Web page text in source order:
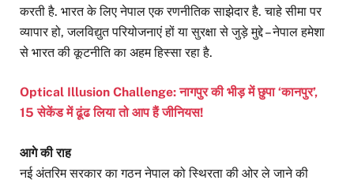
करती है. भारत के लिए नेपाल एक रणनीतिक साझेदार है. चाहे सीमा पर
व्यापार हो, जलविद्युत परियोजनाएं हों या सुरक्षा से जुड़े मुद्दे – नेपाल हमेशा
से भारत की कूटनीति का अहम हिस्सा रहा है.
Optical Illusion Challenge: नागपुर की भीड़ में छुपा ‘कानपुर’,
15 सेकेंड में ढूंढ लिया तो आप हैं जीनियस!
आगे की राह
नई अंतरिम सरकार का गठन नेपाल को स्थिरता की ओर ले जाने की